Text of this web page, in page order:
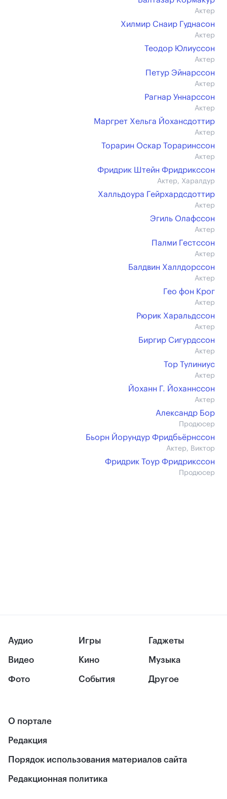
Актер
Хилмир Снаир Гуднасон
Актер
Теодор Юлиуссон
Актер
Петур Эйнарссон
Актер
Рагнар Уннарссон
Актер
Маргрет Хельга Йохансдоттир
Актер
Торарин Оскар Тораринссон
Актер
Фридрик Штейн Фридрикссон
Актер, Харалдур
Халльдоура Гейрхардсдоттир
Актер
Эгиль Олафссон
Актер
Палми Гестссон
Актер
Балдвин Халлдорссон
Актер
Гео фон Крог
Актер
Рюрик Харальдссон
Актер
Биргир Сигурдссон
Актер
Тор Тулиниус
Актер
Йоханн Г. Йоханнссон
Актер
Александр Бор
Продюсер
Бьорн Йорундур Фридбьёрнссон
Актер, Виктор
Фридрик Тоур Фридрикссон
Продюсер
Аудио
Видео
Фото
Игры
Кино
События
Гаджеты
Музыка
Другое
О портале
Редакция
Порядок использования материалов сайта
Редакционная политика